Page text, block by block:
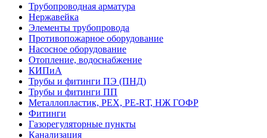
Трубопроводная арматура
Нержавейка
Элементы трубопровода
Противопожарное оборудование
Насосное оборудование
Отопление, водоснабжение
КИПиА
Трубы и фитинги ПЭ (ПНД)
Трубы и фитинги ПП
Металлопластик, РЕХ, РЕ-RТ, НЖ ГОФР
Фитинги
Газорегуляторные пункты
Канализация